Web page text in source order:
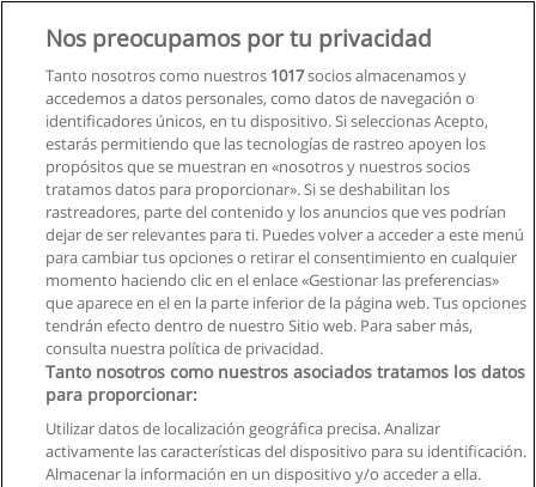
Reglas de uso
Nos preocupamos por tu privacidad
Tanto nosotros como nuestros 1017socios almacenamos y
accedemos a datos personales, como datos de navegación o
identificadores únicos, en tu dispositivo. Si seleccionas Acepto,
estarás permitiendo que las tecnologías de rastreo apoyen los
propósitos que se muestran en «nosotros y nuestros socios
tratamos datos para proporcionar». Si se deshabilitan los
rastreadores, parte del contenido y los anuncios que ves podrían
dejar de ser relevantes para ti. Puedes volver a acceder a este menú
para cambiar tus opciones o retirar el consentimiento en cualquier
momento haciendo clic en el enlace «Gestionar las preferencias»
que aparece en el en la parte inferior de la página web. Tus opciones
tendrán efecto dentro de nuestro Sitio web. Para saber más,
consulta nuestra política de privacidad.
Tanto nosotros como nuestros asociados tratamos los datos
para proporcionar:
Utilizar datos de localización geográfica precisa. Analizar
activamente las características del dispositivo para su identificación.
Almacenar la información en un dispositivo y/o acceder a ella.